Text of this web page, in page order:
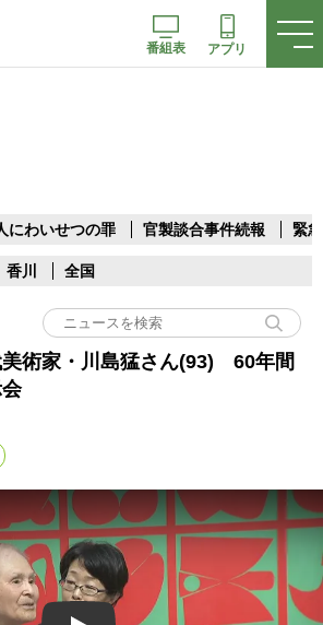
番組表 アプリ
にわいせつの罪 官製談合事件続報 緊
香川 全国
術家・川島猛さん(93) 60年間